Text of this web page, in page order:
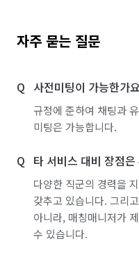
자주 묻는 질문
사전미팅이 가능한가
규정에 준하여 채팅과
미팅은 가능합니다.
타 서비스 대비 장점
다양한 직군의 경력을
갖추고 있습니다. 그리
아니라, 매칭매니저가
수 있습니다.